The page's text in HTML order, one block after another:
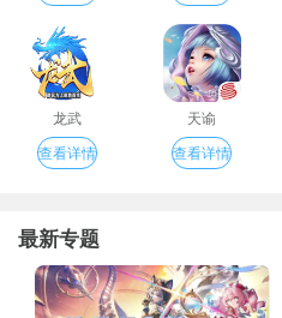
龙武
查看详情
天谕
查看详情
最新专题